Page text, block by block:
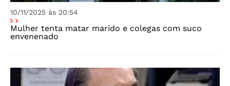
10/11/2025 às 20:54
Mulher tenta matar marido e colegas com suco
envenenado